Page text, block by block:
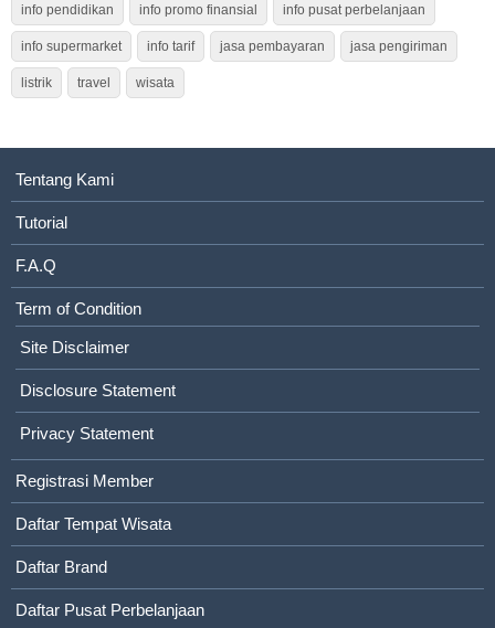
info pendidikan info promo finansial info pusat perbelanjaan
info supermarket info tarif jasa pembayaran jasa pengiriman
listrik travel wisata
Tentang Kami
Tutorial
F.A.Q
Term of Condition
Site Disclaimer
Disclosure Statement
Privacy Statement
Registrasi Member
Daftar Tempat Wisata
Daftar Brand
Daftar Pusat Perbelanjaan